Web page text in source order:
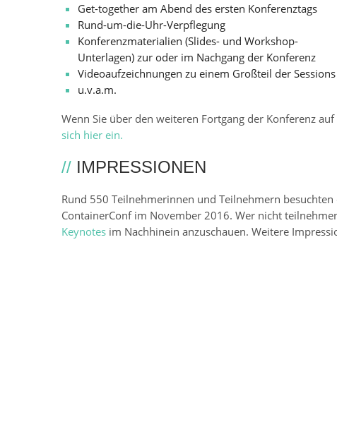
Get-together am Abend des ersten Konferenztags
Rund-um-die-Uhr-Verpflegung
Konferenzmaterialien (Slides- und Workshop-
Unterlagen) zur oder im Nachgang der Konferenz
Videoaufzeichnungen zu einem Großteil der Sessions
u.v.a.m.
Wenn Sie über den weiteren Fortgang der Konferenz
sich hier ein.
// IMPRESSIONEN
Rund 550 Teilnehmerinnen und Teilnehmern
ContainerConf im November 2016. Wer nicht
Keynotes im Nachhinein anzuschauen. Weitere